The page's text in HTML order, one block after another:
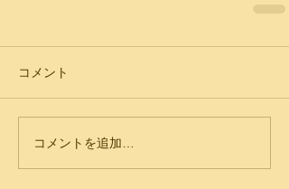
コメント
コメントを追加…